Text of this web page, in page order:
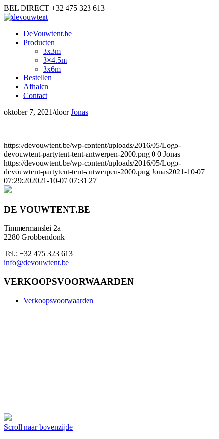
BEL DIRECT +32 475 323 613
DeVouwtent.be
Producten
3x3m
3×4.5m
3x6m
Bestellen
Afhalen
Contact
oktober 7, 2021/doorJonas
https://devouwtent.be/wp-content/uploads/2016/05/Logo-
devouwtent-partytent-tent-antwerpen-2000.png 0 0 Jonas
https://devouwtent.be/wp-content/uploads/2016/05/Logo-
devouwtent-partytent-tent-antwerpen-2000.png Jonas2021-10-07
07:29:202021-10-07 07:31:27
DE VOUWTENT.BE
Timmermanslei 2a
2280 Grobbendonk
Tel.: +32 475 323 613
info@devouwtent.be
VERKOOPSVOORWAARDEN
Verkoopsvoorwaarden
Scroll naar bovenzijde